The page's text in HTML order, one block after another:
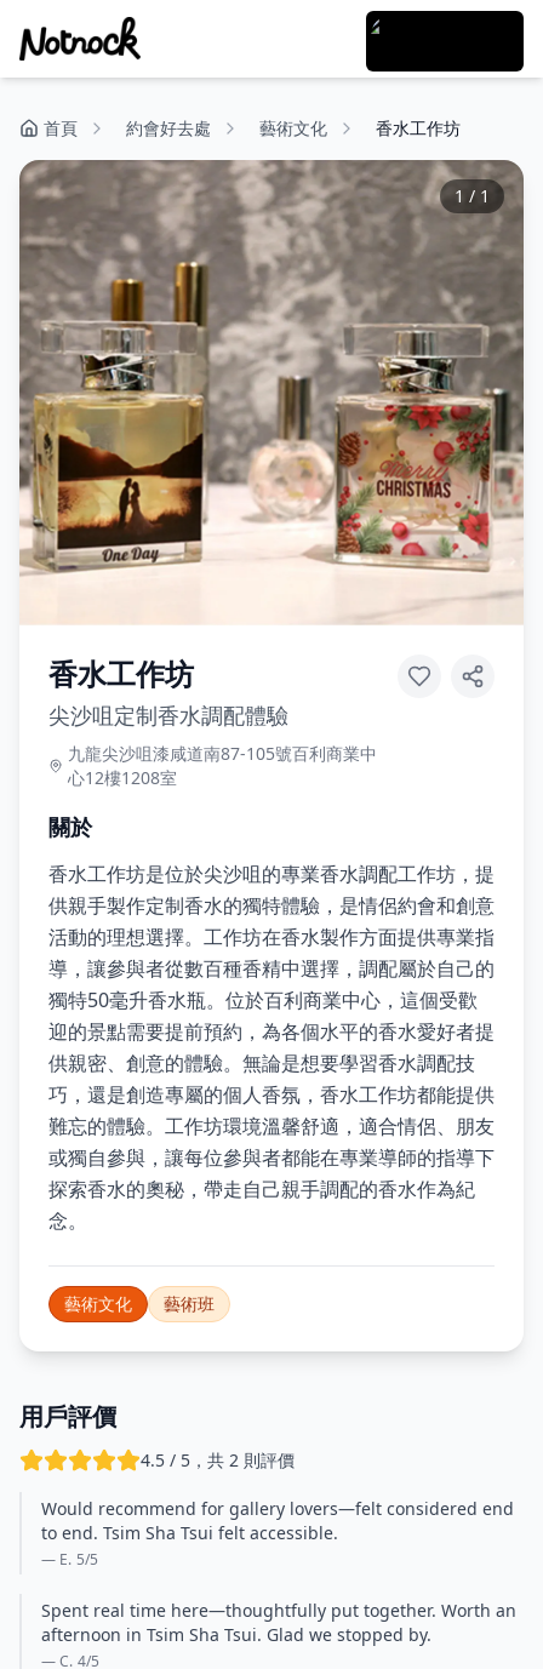
首頁 約會好去處 藝術文化 香水工作坊
1 / 1
香水工作坊
尖沙咀定制香水調配體驗
九龍尖沙咀漆咸道南87-105號百利商業中
心12樓1208室
關於
香水工作坊是位於尖沙咀的專業香水調配工作坊，提
供親手製作定制香水的獨特體驗，是情侶約會和創意
活動的理想選擇。工作坊在香水製作方面提供專業指
導，讓參與者從數百種香精中選擇，調配屬於自己的
獨特50毫升香水瓶。位於百利商業中心，這個受歡
迎的景點需要提前預約，為各個水平的香水愛好者提
供親密、創意的體驗。無論是想要學習香水調配技
巧，還是創造專屬的個人香氛，香水工作坊都能提供
難忘的體驗。工作坊環境溫馨舒適，適合情侶、朋友
或獨自參與，讓每位參與者都能在專業導師的指導下
探索香水的奧秘，帶走自己親手調配的香水作為紀
念。
藝術文化 藝術班
用戶評價
4.5 / 5，共 2 則評價
Would recommend for gallery lovers—felt considered end
to end. Tsim Sha Tsui felt accessible.
— E. 5/5
Spent real time here—thoughtfully put together. Worth an
afternoon in Tsim Sha Tsui. Glad we stopped by.
— C. 4/5